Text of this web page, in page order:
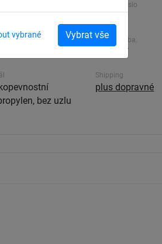
vybrané Vybrat vše
bez uzlu
Výrobek číslo
Dodací doba.
7-21 dní
Shipping
plus dopravné